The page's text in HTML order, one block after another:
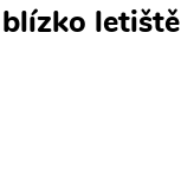
letiště